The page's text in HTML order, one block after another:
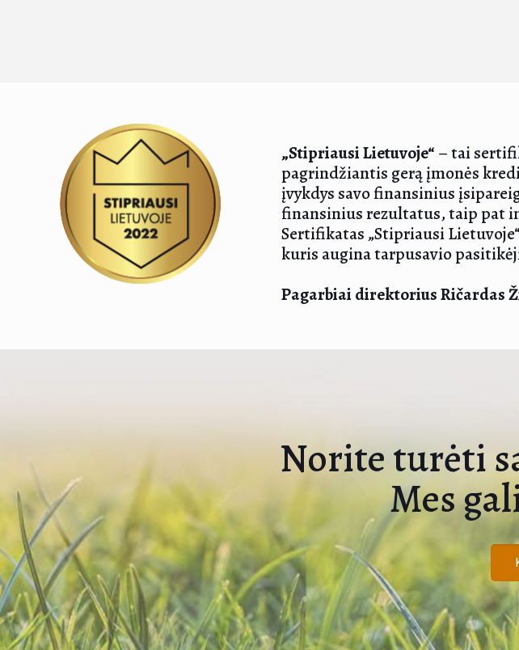
„Stipriausi Lietuvoje“ – tai
pagrindžiantis gerą įmonės
įvykdys savo finansinius
finansinius rezultatus, taip pat
Sertifikatas „Stipriausi
kuris augina tarpusavio
Pagarbiai direktorius Ričardas
Norite turėti
Mes